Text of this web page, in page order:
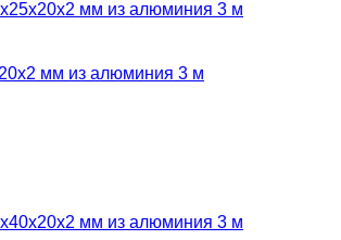
мм из алюминия 3 м